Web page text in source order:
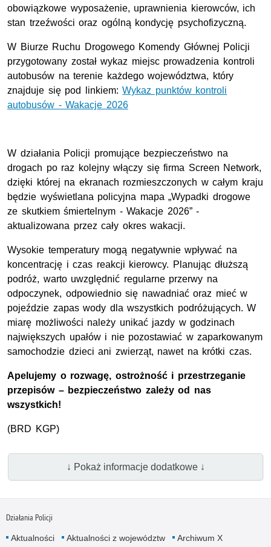
obowiązkowe wyposażenie, uprawnienia kierowców, ich
stan trzeźwości oraz ogólną kondycję psychofizyczną.
W Biurze Ruchu Drogowego Komendy Głównej Policji
przygotowany został wykaz miejsc prowadzenia kontroli
autobusów na terenie każdego województwa, który
znajduje się pod linkiem:Wykaz punktów kontroli
autobusów - Wakacje 2026
W działania Policji promujące bezpieczeństwo na
drogach po raz kolejny włączy się firma Screen Network,
dzięki której na ekranach rozmieszczonych w całym kraju
będzie wyświetlana policyjna mapa „Wypadki drogowe
ze skutkiem śmiertelnym - Wakacje 2026” -
aktualizowana przez cały okres wakacji.
Wysokie temperatury mogą negatywnie wpływać na
koncentrację i czas reakcji kierowcy. Planując dłuższą
podróż, warto uwzględnić regularne przerwy na
odpoczynek, odpowiednio się nawadniać oraz mieć w
pojeździe zapas wody dla wszystkich podróżujących. W
miarę możliwości należy unikać jazdy w godzinach
największych upałów i nie pozostawiać w zaparkowanym
samochodzie dzieci ani zwierząt, nawet na krótki czas.
Apelujemy o rozwagę, ostrożność i przestrzeganie
przepisów – bezpieczeństwo zależy od nas
wszystkich!
(BRD KGP)
↓ Pokaż informacje dodatkowe ↓
Działania Policji
Aktualności Aktualności z województw
Archiwum X